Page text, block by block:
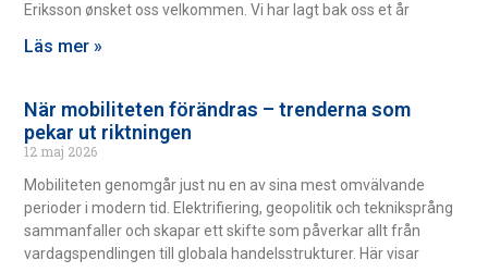
Eriksson ønsket oss velkommen. Vi har lagt bak oss et år
Läs mer »
När mobiliteten förändras – trenderna som
pekar ut riktningen
12 maj 2026
Mobiliteten genomgår just nu en av sina mest omvälvande
perioder i modern tid. Elektrifiering, geopolitik och tekniksprång
sammanfaller och skapar ett skifte som påverkar allt från
vardagspendlingen till globala handelsstrukturer. Här visar